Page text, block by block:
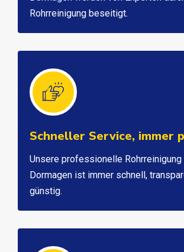
Rohrreinigung beseitigt.
Schneller Service, immer
Unsere professionelle Rohrreinigung
Dormagen ist immer schnell,
günstig.